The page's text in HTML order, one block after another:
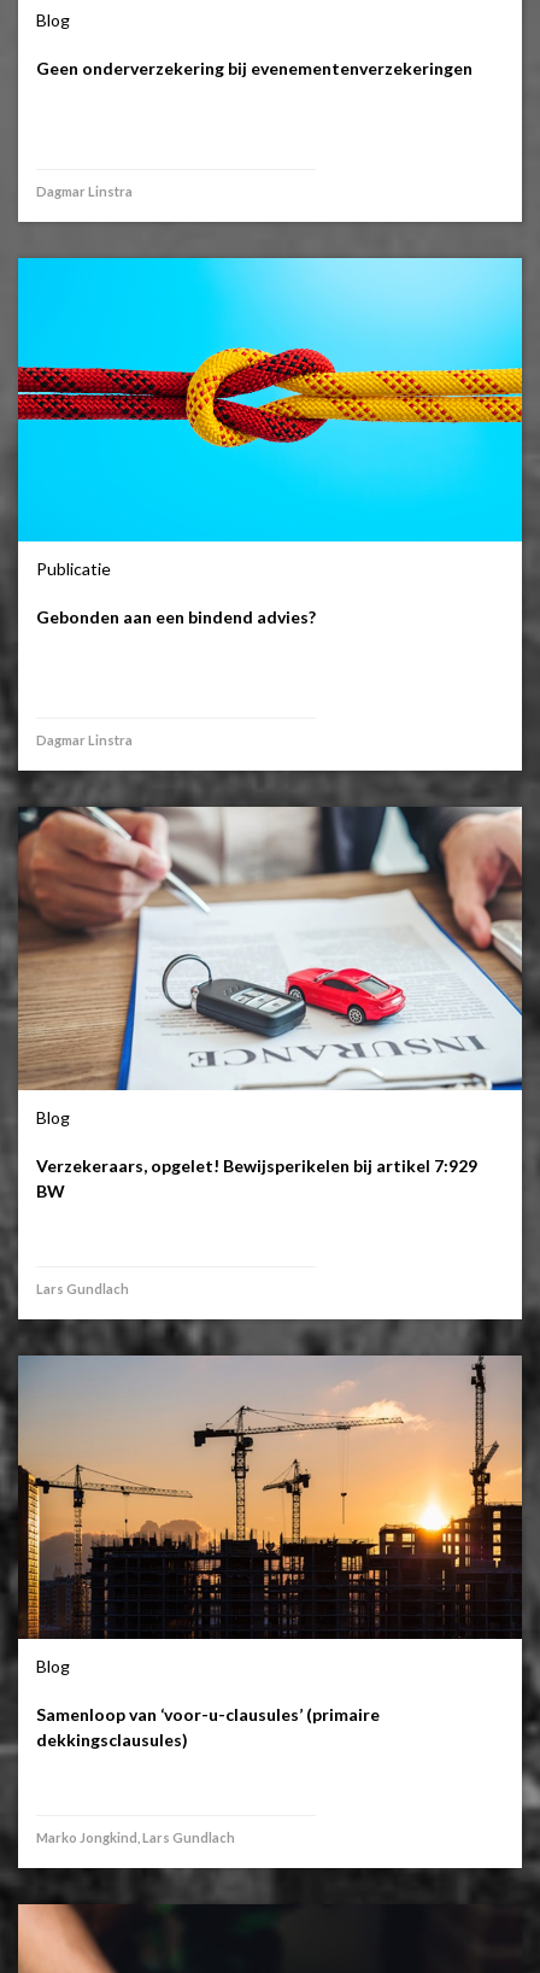
Blog
Geen onderverzekering bij evenementenverzekeringen
Dagmar Linstra
Publicatie
Gebonden aan een bindend advies?
Dagmar Linstra
Blog
Verzekeraars, opgelet! Bewijsperikelen bij artikel 7:929
BW
Lars Gundlach
Blog
Samenloop van ‘voor-u-clausules’ (primaire
dekkingsclausules)
Marko Jongkind, Lars Gundlach